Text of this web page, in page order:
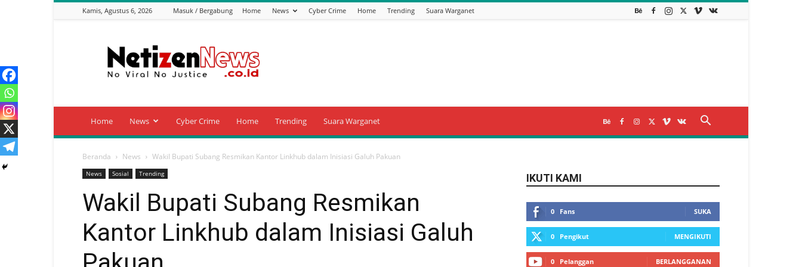
Kamis, Agustus 6, 2026 Masuk / Bergabung Home News Cyber Crime Home Trending Suara Warganet
News
Home News Cyber Crime Home Trending Suara Warganet
Beranda News Wakil Bupati Subang Resmikan Kantor Linkhub dalam Inisiasi Galuh Pakuan
News Sosial Trending
Wakil Bupati Subang Resmikan
Kantor Linkhub dalam Inisiasi Galuh
IKUTI KAMI
0 Fans SUKA
0 Pengikut MENGIKUTI
0 Pelanggan BERLANGGANAN